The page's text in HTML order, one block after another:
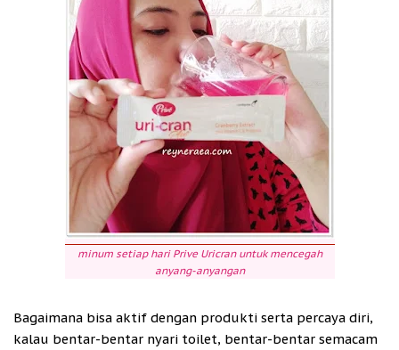
minum setiap hari Prive Uricran untuk mencegah
anyang-anyangan
Bagaimana bisa aktif dengan produkti serta percaya diri,
kalau bentar-bentar nyari toilet, bentar-bentar semacam